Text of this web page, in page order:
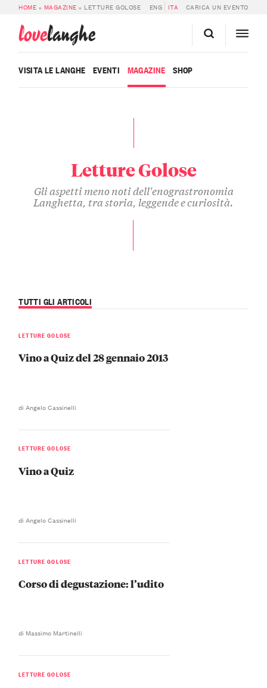
HOME » MAGAZINE » LETTURE GOLOSE ENG ITA CARICA UN EVENTO
lovelanghe
VISITA LE LANGHE EVENTI MAGAZINE SHOP
Letture Golose
Gli aspetti meno noti dell'enograstronomia
Langhetta, tra storia, leggende e curiosità.
TUTTI GLI ARTICOLI
LETTURE GOLOSE
Vino a Quiz del 28 gennaio 2013
di Angelo Cassinelli
LETTURE GOLOSE
Vino a Quiz
di Angelo Cassinelli
LETTURE GOLOSE
Corso di degustazione: l’udito
di Massimo Martinelli
LETTURE GOLOSE